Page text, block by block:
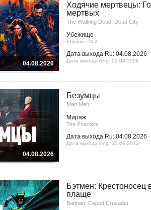
04.08.2026
Ходячие мертвецы:
мертвых
The Walking Dead: Dead City
Убежище
Episode #3.2
Дата выхода Ru: 04.08.2026
Дата выхода Eng: 02.08.2026
04.08.2026
Безумцы
Mad Men
Мираж
The Phantom
Дата выхода Ru: 04.08.2026
Дата выхода Eng: 10.06.2012
Бэтмен: Крестоносец
плаще
Batman: Caped Crusader